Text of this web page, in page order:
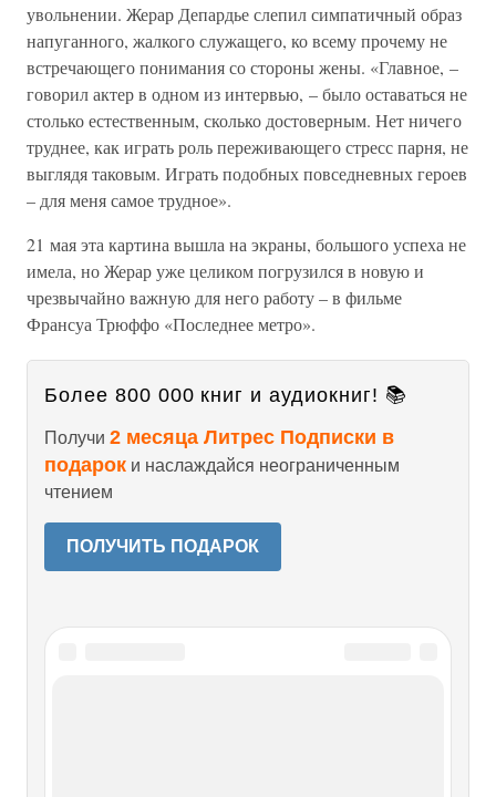
увольнении. Жерар Депардье слепил симпатичный образ
напуганного, жалкого служащего, ко всему прочему не
встречающего понимания со стороны жены. «Главное, –
говорил актер в одном из интервью, – было оставаться не
столько естественным, сколько достоверным. Нет ничего
труднее, как играть роль переживающего стресс парня, не
выглядя таковым. Играть подобных повседневных героев
– для меня самое трудное».
21 мая эта картина вышла на экраны, большого успеха не
имела, но Жерар уже целиком погрузился в новую и
чрезвычайно важную для него работу – в фильме
Франсуа Трюффо «Последнее метро».
Более 800 000 книг и аудиокниг! 📚
Получи 2 месяца Литрес Подписки в
подарок и наслаждайся неограниченным
чтением
ПОЛУЧИТЬ ПОДАРОК